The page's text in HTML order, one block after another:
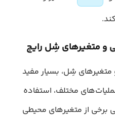
و متغیرهای شِل رایج
شِل، بسیار مفید
مختلف، استفاده
برخی از متغیرهای محیطی